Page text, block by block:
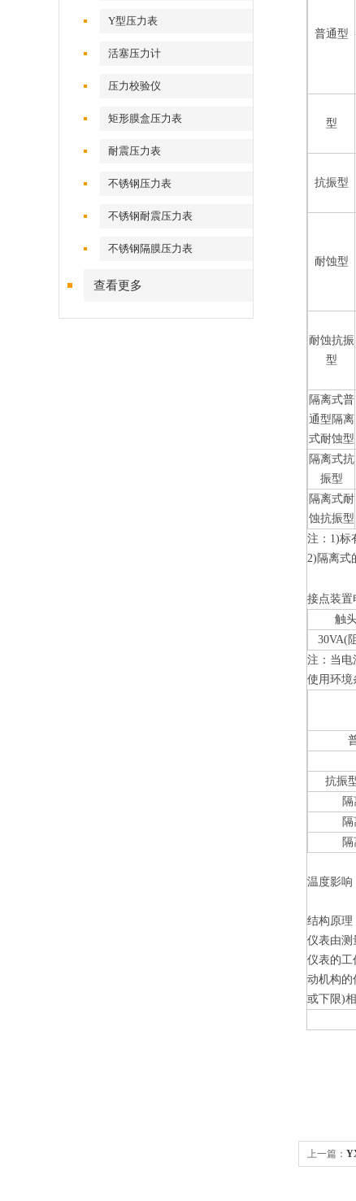
Y型压力表
活塞压力计
压力校验仪
矩形膜盒压力表
耐震压力表
不锈钢压力表
不锈钢耐震压力表
不锈钢隔膜压力表
查看更多
普通型
型
抗振型
耐蚀型
耐蚀抗振
型
隔离式普
通型隔离
式耐蚀型
隔离式抗
振型
隔离式耐
蚀抗振型
注：1)标
2)隔离式
接点装置
触
30VA(
注：当电
使用环境
抗振
温度影响
结构原理
仪表由测
仪表的
动机构的
或下限)
上一篇：